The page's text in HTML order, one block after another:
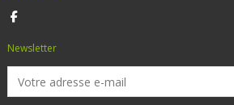
Newsletter